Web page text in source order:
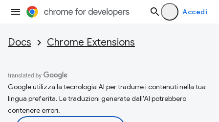
Accedi
Docs Chrome Extensions
Google utilizza la tecnologia AI per tradurre i contenuti nella tua
lingua preferita. Le traduzioni generate dall'AI potrebbero
contenere errori.